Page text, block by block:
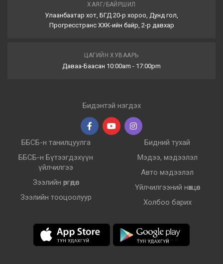
ХАЯГ/БАЙРШИЛ
Улаанбаатар хот, БГД 20-р хороо, Дунд гол,
Прогресстранс ХХК-ийн байр, 2-р давхар
ЦАГИЙН ХУВААРЬ
Даваа-Баасан 10:00am - 17:00pm
Бидэнтэй нэгдэх
ББСБ-н танилцуулга
ББСБ-н Бүтээгдэхүүн
үйлчилгээ
Зээлийн өргөдөл
Зээлийн тооцоолуур
Бидний тухай
Мэдээ, мэдээлэл
Авто мэдээлэл
Үйлчилгээний нөхцөл
Холбоо барих